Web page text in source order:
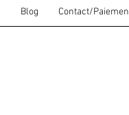
Blog Contact/